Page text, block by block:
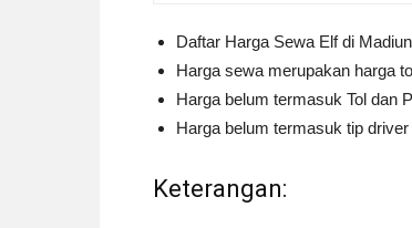
Daftar Harga Sewa Elf di
Harga sewa merupakan harga
Harga belum termasuk Tol dan
Harga belum termasuk tip
Keterangan: